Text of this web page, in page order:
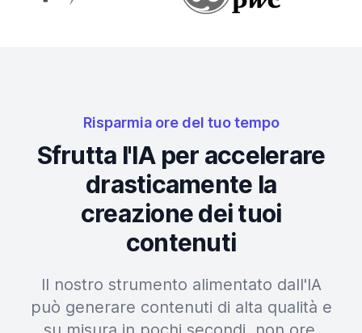
Risparmia ore del tuo tempo
Sfrutta l'IA per accelerare
drasticamente la
creazione dei tuoi
contenuti
Il nostro strumento alimentato dall'IA
può generare contenuti di alta qualità e